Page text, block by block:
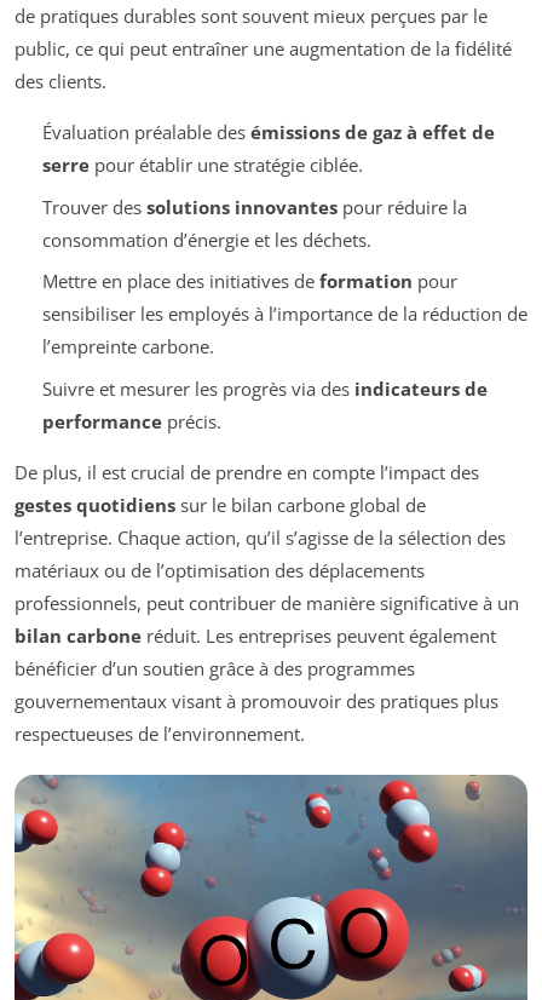
de pratiques durables sont souvent mieux perçues par le
public, ce qui peut entraîner une augmentation de la fidélité
des clients.
Évaluation préalable des émissions de gaz à effet de
serrepour établir une stratégie ciblée.
Trouver des solutions innovantespour réduire la
consommation d’énergie et les déchets.
Mettre en place des initiatives de formation pour
sensibiliser les employés à l’importance de la réduction de
l’empreinte carbone.
Suivre et mesurer les progrès via des indicateurs de
performanceprécis.
De plus, il est crucial de prendre en compte l’impact des
gestes quotidiens sur le bilan carbone global de
l’entreprise. Chaque action, qu’il s’agisse de la sélection des
matériaux ou de l’optimisation des déplacements
professionnels, peut contribuer de manière significative à un
bilan carbone réduit. Les entreprises peuvent également
bénéficier d’un soutien grâce à des programmes
gouvernementaux visant à promouvoir des pratiques plus
respectueuses de l’environnement.